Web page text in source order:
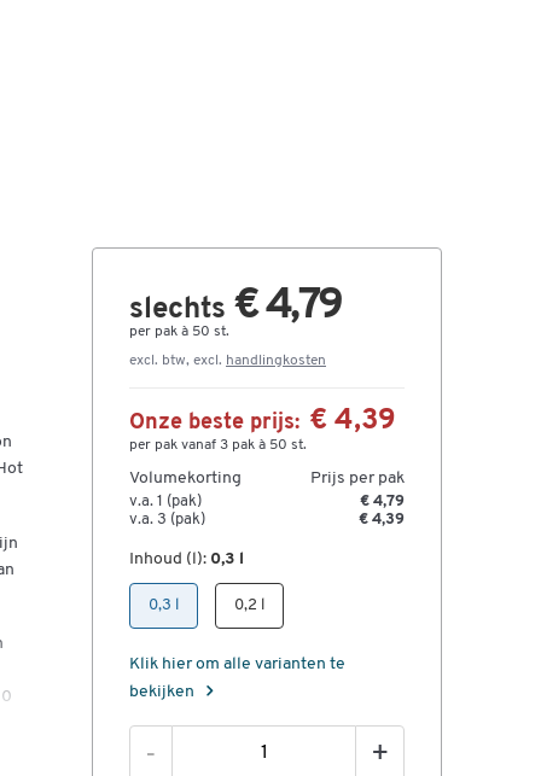
slechts € 4,79
per pak à 50 st.
excl. btw, excl. handlingkosten
Onze beste prijs: € 4,39
per pak vanaf 3 pak à 50 st.
Volumekorting Prijs per pak
v.a. 1 (pak)
€ 4,79
v.a. 3 (pak)
€ 4,39
Inhoud (l): 0,3 l
0,3 l 0,2 l
Klik hier om alle varianten te
bekijken
- +